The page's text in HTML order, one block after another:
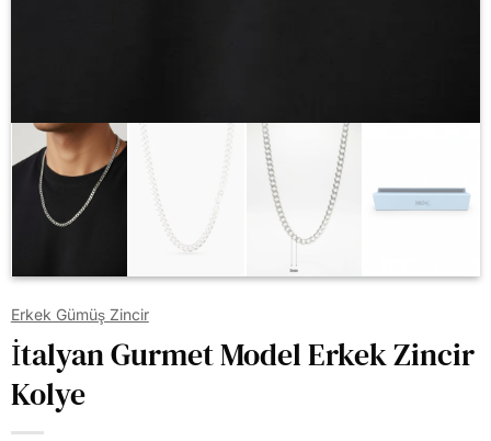
Erkek Gümüş Zincir
İtalyan Gurmet Model Erkek Zincir
Kolye